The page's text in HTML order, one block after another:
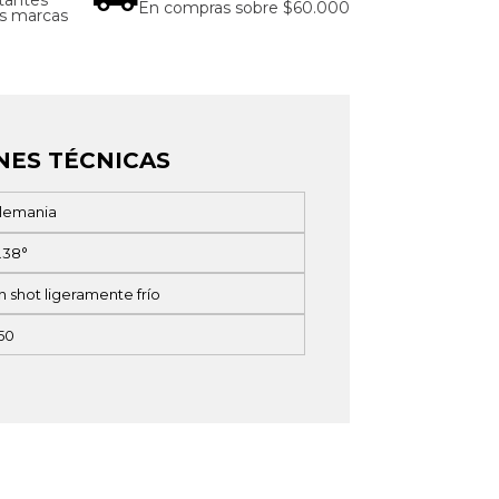
marcas En compras sobre $60.000
TÉCNICAS
shot ligeramente frío